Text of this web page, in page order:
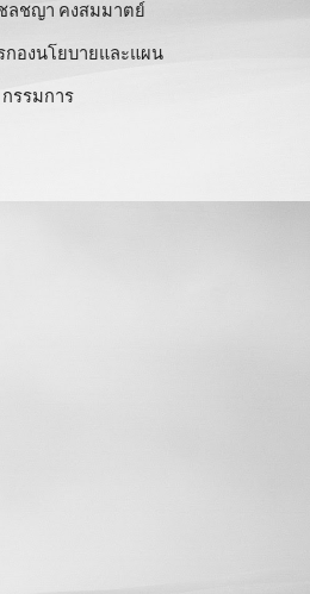
ลชญา คงสมมาตย์
กองนโยบายและแผน
กรรมการ